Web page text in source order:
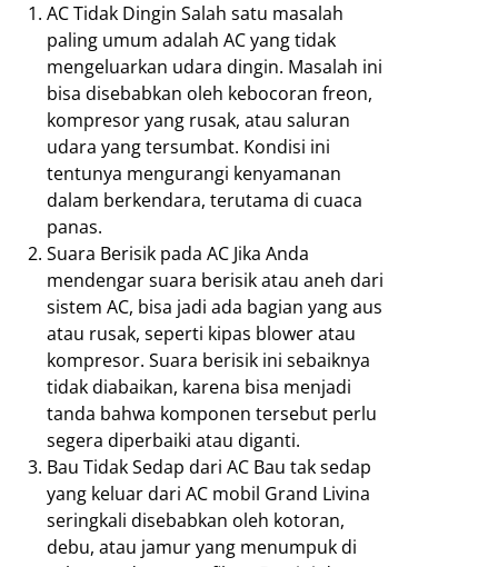
AC Tidak Dingin Salah satu masalah
paling umum adalah AC yang tidak
mengeluarkan udara dingin. Masalah ini
bisa disebabkan oleh kebocoran freon,
kompresor yang rusak, atau saluran
udara yang tersumbat. Kondisi ini
tentunya mengurangi kenyamanan
dalam berkendara, terutama di cuaca
panas.
Suara Berisik pada AC Jika Anda
mendengar suara berisik atau aneh dari
sistem AC, bisa jadi ada bagian yang aus
atau rusak, seperti kipas blower atau
kompresor. Suara berisik ini sebaiknya
tidak diabaikan, karena bisa menjadi
tanda bahwa komponen tersebut perlu
segera diperbaiki atau diganti.
Bau Tidak Sedap dari AC Bau tak sedap
yang keluar dari AC mobil Grand Livina
seringkali disebabkan oleh kotoran,
debu, atau jamur yang menumpuk di